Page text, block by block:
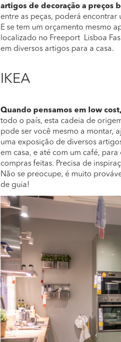
artigos de decoração a preços
entre as peças, poderá
E se tem um orçamento mesmo
localizado no Freeport Lisboa
em diversos artigos para a casa.
IKEA
Quando pensamos em low
todo o país, esta cadeia de
pode ser você mesmo a montar,
uma exposição de diversos
em casa, e até com um café,
compras feitas. Precisa de
Não se preocupe, é muito
de guia!